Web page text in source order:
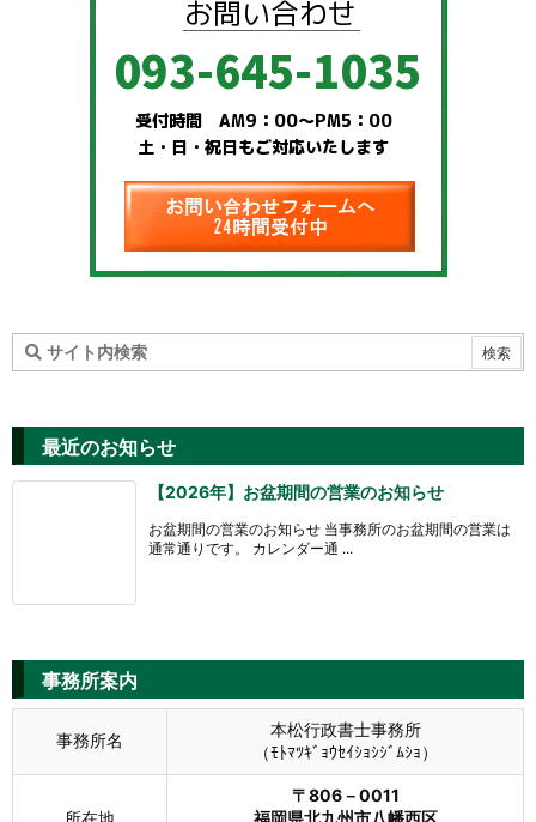
最近のお知らせ
【2026年】お盆期間の営業のお知らせ
お盆期間の営業のお知らせ 当事務所のお盆期間の営業は
通常通りです。 カレンダー通 ...
事務所案内
事務所名
本松行政書士事務所
（ﾓﾄﾏﾂｷﾞｮｳｾｲｼｮｼｼﾞﾑｼｮ）
〒806－0011